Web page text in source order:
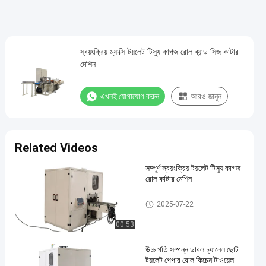
স্বয়ংক্রিয় ম্যাক্সি টয়লেট টিস্যু কাগজ রোল ব্যান্ড সিজ কাটার
মেশিন
এখনই যোগাযোগ করুন আরও জানুন
Related Videos
00:53
সম্পূর্ণ স্বয়ংক্রিয় টয়লেট টিস্যু কাগজ
রোল কাটার মেশিন
টয়লেট পেপার রোল কাটার মেশিন
2025-07-22
উচ্চ গতি সম্পন্ন ডাবল চ্যানেল ছোট
টয়লেট পেপার রোল কিচেন টাওয়েল